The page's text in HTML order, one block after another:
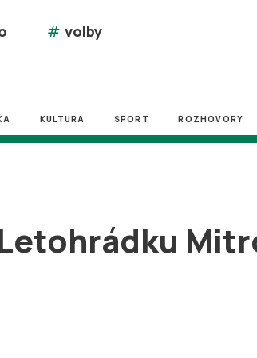
# volby
KULTURA SPORT ROZHOVORY